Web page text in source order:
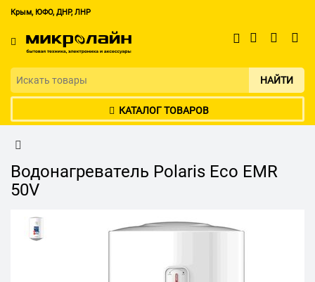
Крым, ЮФО, ДНР, ЛНР
НАЙТИ
КАТАЛОГ ТОВАРОВ
Водонагреватель Polaris Eco EMR
50V